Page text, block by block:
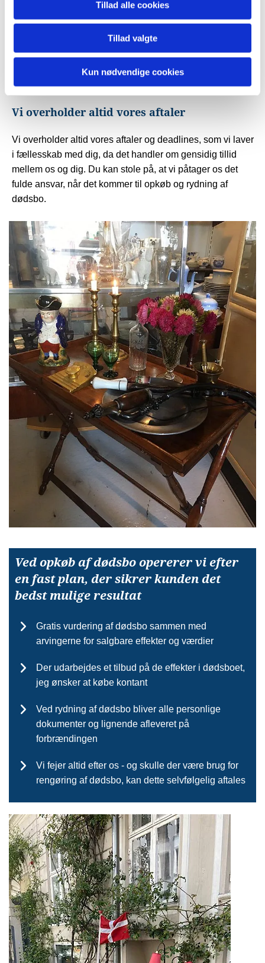
Tillad alle cookies
Tillad valgte
Kun nødvendige cookies
Vi laver altid en kontrakt, inden arbejdet begynder, som
sikkerhed til arvingerne/bobestyreren. Alle aftaler bliver
nedskrevet på papir, og alle handler bliver altid betalt
kontant på stedet eller med bankoverførsel.
Vi overholder altid vores aftaler
Vi overholder altid vores aftaler og deadlines, som vi laver
i fællesskab med dig, da det handler om gensidig tillid
mellem os og dig. Du kan stole på, at vi påtager os det
fulde ansvar, når det kommer til opkøb og rydning af
dødsbo.
Ved opkøb af dødsbo opererer vi efter
en fast plan, der sikrer kunden det
bedst mulige resultat
Gratis vurdering af dødsbo sammen med
arvingerne for salgbare effekter og værdier
Der udarbejdes et tilbud på de effekter i dødsboet,
jeg ønsker at købe kontant
Ved rydning af dødsbo bliver alle personlige
dokumenter og lignende afleveret på
forbrændingen
Vi fejer altid efter os - og skulle der være brug for
rengøring af dødsbo, kan dette selvfølgelig aftales